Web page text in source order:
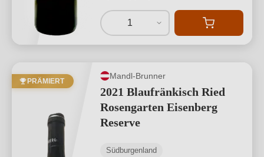
1
PRÄMIERT
Mandl-Brunner
2021 Blaufränkisch Ried
Rosengarten Eisenberg
Reserve
Südburgenland